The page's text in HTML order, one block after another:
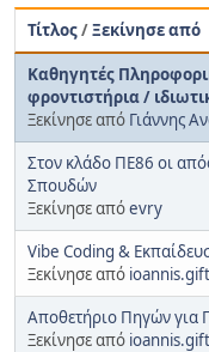
Τίτλος/Ξεκίνησε από
Καθηγητές
φροντιστήρια /
Ξεκίνησε από Γιάννης
Στον κλάδο ΠΕ86 οι
Σπουδών
Ξεκίνησε απόevry
Vibe Coding &
Ξεκίνησε από
Αποθετήριο Πηγών για
Ξεκίνησε από